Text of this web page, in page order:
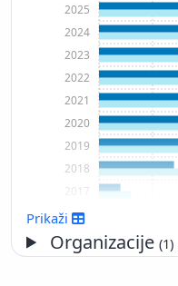
2014
2015
2016
2017
2018
2019
2020
2021
2022
2023
2024
2025
Prikaži
Organizacije(1)